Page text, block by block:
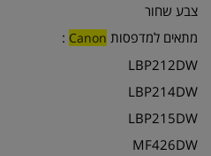
צבע שחור
מתאים למדפסות Canon
:
LBP212DW
LBP214DW
LBP215DW
MF426DW